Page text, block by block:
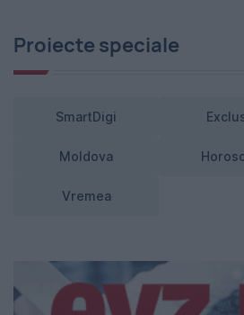
Proiecte speciale
SmartDigi
Moldova
Vremea